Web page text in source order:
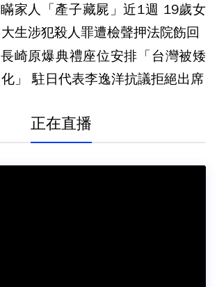
汛
瞞家人「產子藏屍」近1週 19歲女
大生涉犯殺人罪遭檢聲押法院飭回
長崎原爆典禮座位安排「台灣被矮
化」 駐日代表李逸洋抗議拒絕出席
正在直播